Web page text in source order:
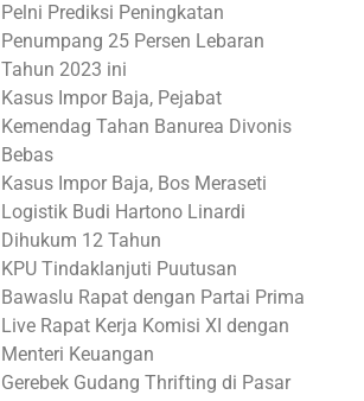
Pelni Prediksi Peningkatan
Penumpang 25 Persen Lebaran
Tahun 2023 ini
Kasus Impor Baja, Pejabat
Kemendag Tahan Banurea Divonis
Bebas
Kasus Impor Baja, Bos Meraseti
Logistik Budi Hartono Linardi
Dihukum 12 Tahun
KPU Tindaklanjuti Puutusan
Bawaslu Rapat dengan Partai Prima
Live Rapat Kerja Komisi XI dengan
Menteri Keuangan
Gerebek Gudang Thrifting di Pasar